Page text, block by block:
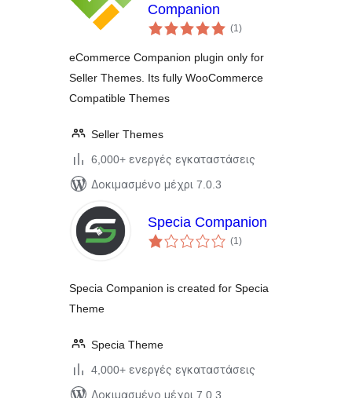
Companion
(1αξιολογήσεις
σύνολο
)
eCommerce Companion plugin only for
Seller Themes. Its fully WooCommerce
Compatible Themes
Seller Themes
6,000+ ενεργές εγκαταστάσεις
Δοκιμασμένο μέχρι 7.0.3
Specia Companion
(1αξιολογήσεις
σύνολο
)
Specia Companion is created for Specia
Theme
Specia Theme
4,000+ ενεργές εγκαταστάσεις
Δοκιμασμένο μέχρι 7.0.3